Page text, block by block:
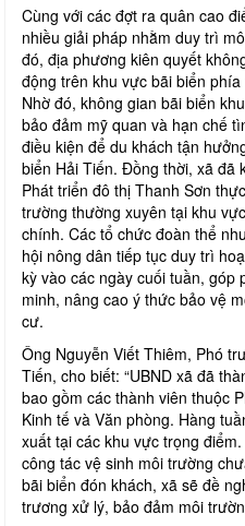
Cùng với các đợt ra quân cao
nhiều giải pháp nhằm duy trì
đó, địa phương kiên quyết
động trên khu vực bãi biển
Nhờ đó, không gian bãi biển
bảo đảm mỹ quan và hạn chế
điều kiện để du khách tận
biển Hải Tiến. Đồng thời, xã đã
Phát triển đô thị Thanh Sơn
trường thường xuyên tại khu
chính. Các tổ chức đoàn thể
hội nông dân tiếp tục duy trì
kỳ vào các ngày cuối tuần, góp
minh, nâng cao ý thức bảo vệ
cư.
Ông Nguyễn Viết Thiêm, Phó
Tiến, cho biết: “UBND xã đã
bao gồm các thành viên thuộc
Kinh tế và Văn phòng. Hàng
xuất tại các khu vực trọng
công tác vệ sinh môi trường
bãi biển đón khách, xã sẽ đề
trương xử lý, bảo đảm môi